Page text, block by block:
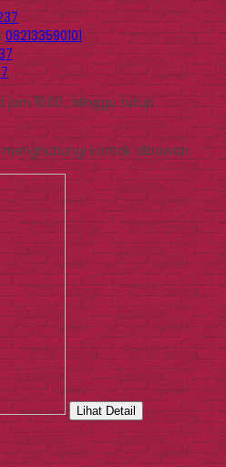
082133590101
jam 16.00 , Minggu tutup
kontak dibawah:
Lihat Detail